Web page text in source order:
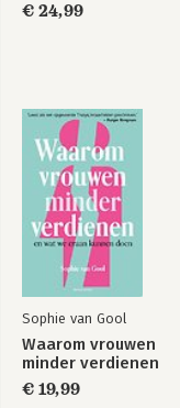
€ 24,99
Sophie van Gool
Waarom vrouwen
minder verdienen
€ 19,99